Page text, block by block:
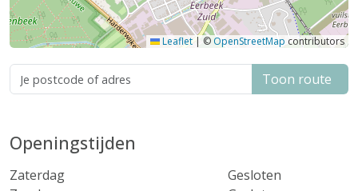
Leaflet| © OpenStreetMap contributors
Toon route
Openingstijden
Zaterdag
Gesloten